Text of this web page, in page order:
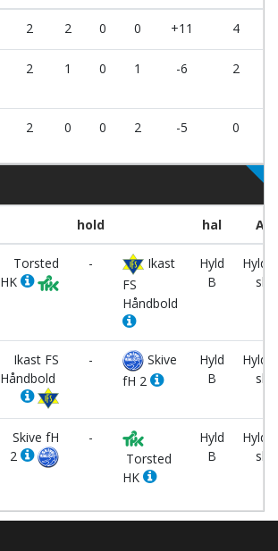
2 2 0 0 +11 4
2 1 0 1 -6 2
2 0 0 2 -5 0
hold hal
Torsted
HK
-
Ikast
FS
Håndbold
Hyld
B
Ikast FS
Håndbold
-
Skive
fH 2
Hyld
B
Skive fH
2
-
Torsted
HK
Hyld
B